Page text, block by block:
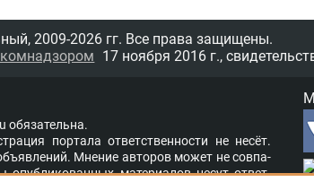
2009-2026 гг. Все права защищены.
17 ноября 2016 г.,
обя­за­тель­на.
пор­та­ла от­вет­ствен­но­сти не несёт.
Мне­ние ав­то­ров мо­жет не сов­па­
ма­те­ри­а­лов несут от­вет­